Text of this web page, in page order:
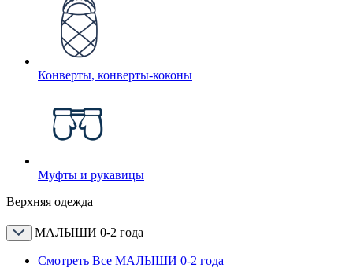
Конверты, конверты-коконы
Муфты и рукавицы
Верхняя одежда
МАЛЫШИ 0-2 года
Смотреть Все МАЛЫШИ 0-2 года